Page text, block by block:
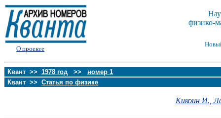
О проекте
физико-
Квант >> 1978 год >> номер 1
Квант >> Статья по физике
Кикоин И.,